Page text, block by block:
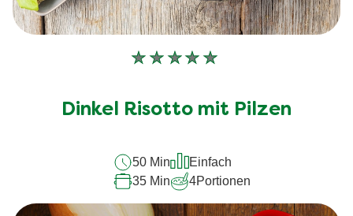
Keine
für
abgegeben
Dinkel Risotto mit Pilzen
50 Min
Einfach
35 Min
4Portionen